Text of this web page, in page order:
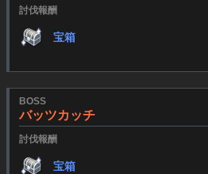
討伐報酬
宝箱
BOSS
バッツカッチ
討伐報酬
宝箱